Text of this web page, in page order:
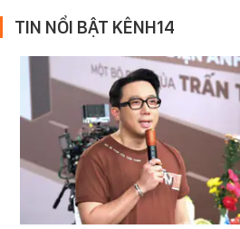
TIN NỔI BẬT KÊNH14